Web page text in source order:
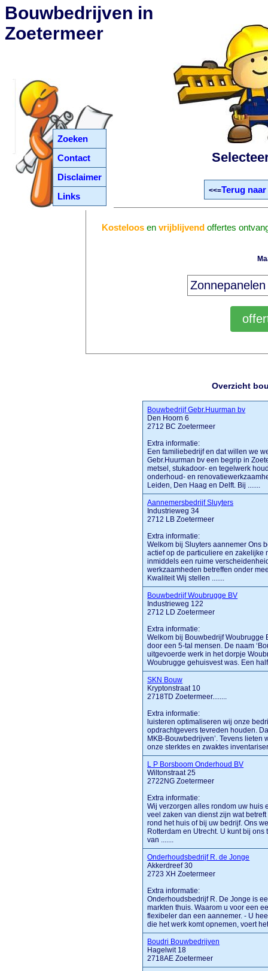
Zoeken
Contact
Disclaimer
Links
Bouwbedrijven in
Zoetermeer
<<=Terug
Kosteloos envrijblijvend offertes
Overzicht
Bouwbedrijf Gebr.Huurman bv
Den Hoorn 6
2712 BC Zoetermeer
Extra informatie:
Een familiebedrijf en dat willen we
Gebr.Huurman bv een begrip in
metsel, stukadoor- en tegelwerk
onderhoud- en
Leiden, Den Haag en Delft. Bij .......
Aannemersbedrijf Sluyters
Industrieweg 34
2712 LB Zoetermeer
Extra informatie:
Welkom bij Sluyters aannemer Ons
actief op de particuliere en zakelijke
inmiddels een ruime
werkzaamheden betreffen onder
Kwaliteit Wij stellen .......
Bouwbedrijf Woubrugge BV
Industrieweg 122
2712 LD Zoetermeer
Extra informatie:
Welkom bij Bouwbedrijf Woubrugge
door een 5-tal mensen. De naam
uitgevoerde werk in het dorpje
Woubrugge gehuisvest was. Een
SKN Bouw
Kryptonstraat 10
2718TD Zoetermeer........
Extra informatie:
luisteren optimaliseren wij onze
opdrachtgevers tevreden houden.
MKB-Bouwbedrijven’. Tevens lieten
onze sterktes en zwaktes
L P Borsboom Onderhoud BV
Wiltonstraat 25
2722NG Zoetermeer
Extra informatie:
Wij verzorgen alles rondom uw huis
veel zaken van dienst zijn wat
rond het huis of bij uw bedrijf. Ons
Rotterdam en Utrecht. U kunt bij
van .......
Onderhoudsbedrijf R. de Jonge
Akkerdreef 30
2723 XH Zoetermeer
Extra informatie:
Onderhoudsbedrijf R. De Jonge is
markten thuis. Waarom u voor een
flexibeler dan een aannemer. - U
die het werk komt opnemen, voert
Boudri Bouwbedrijven
Hagelwit 18
2718AE Zoetermeer